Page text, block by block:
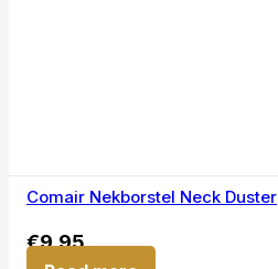
Comair Nekborstel Neck Duster
€9,95